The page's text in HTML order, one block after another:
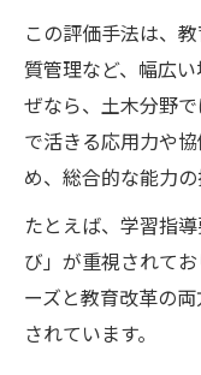
に役立つ
評価基準
る方法
思考力
教育現場で活
夫
土木教育
る実践例
この評価手法は、
質管理など、幅広
ぜなら、土木分野
で活きる応用力や
め、総合的な能力
たとえば、学習指
び」が重視されて
ーズと教育改革の
されています。